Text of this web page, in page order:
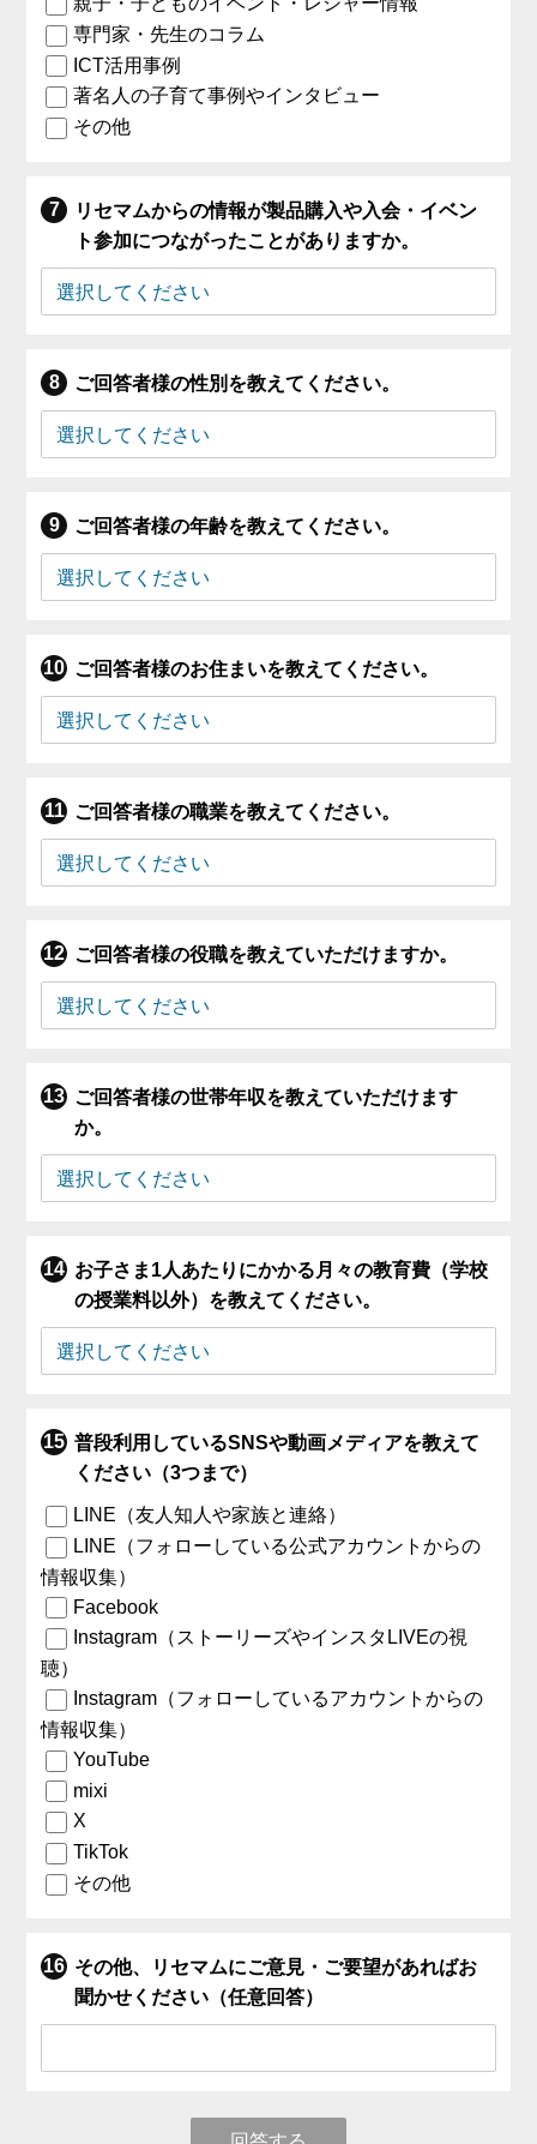
専門家・先生のコラム
ICT活用事例
著名人の子育て事例やインタビュー
その他
リセマムからの情報が製品購入や入会・イベン
ト参加につながったことがありますか。
ご回答者様の性別を教えてください。
ご回答者様の年齢を教えてください。
ご回答者様のお住まいを教えてください。
ご回答者様の職業を教えてください。
ご回答者様の役職を教えていただけますか。
ご回答者様の世帯年収を教えていただけます
か。
お子さま1人あたりにかかる月々の教育費（学校
の授業料以外）を教えてください。
普段利用しているSNSや動画メディアを教えて
ください（3つまで）
LINE（友人知人や家族と連絡）
LINE（フォローしている公式アカウントからの
情報収集）
Facebook
Instagram（ストーリーズやインスタLIVEの視
聴）
Instagram（フォローしているアカウントからの
情報収集）
YouTube
mixi
X
TikTok
その他
その他、リセマムにご意見・ご要望があればお
聞かせください（任意回答）